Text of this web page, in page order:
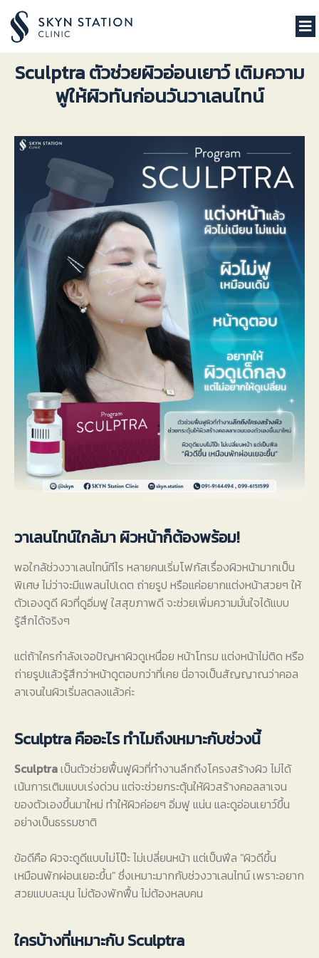
Sculptra ตัวช่วยผิวอ่อนเยาว์ เติมความ
ฟูให้ผิวทันก่อนวันวาเลนไทน์
วาเลนไทน์ใกล้มา ผิวหน้าก็ต้องพร้อม!
พอใกล้ช่วงวาเลนไทน์ทีไร หลายคนเริ่มโฟกัสเรื่องผิวหน้ามากเป็น
พิเศษ ไม่ว่าจะมีแพลนไปเดต ถ่ายรูป หรือแค่อยากแต่งหน้าสวยๆ ให้
ตัวเองดูดี ผิวที่ดูอิ่มฟู ใสสุขภาพดี จะช่วยเพิ่มความมั่นใจได้แบบ
รู้สึกได้จริงๆ
แต่ถ้าใครกำลังเจอปัญหาผิวดูเหนื่อย หน้าโทรม แต่งหน้าไม่ติด หรือ
ถ่ายรูปแล้วรู้สึกว่าหน้าดูตอบกว่าที่เคย นี่อาจเป็นสัญญาณว่าคอล
ลาเจนในผิวเริ่มลดลงแล้วค่ะ
Sculptra คืออะไร ทำไมถึงเหมาะกับช่วงนี้
Sculptraเป็นตัวช่วยฟื้นฟูผิวที่ทำงานลึกถึงโครงสร้างผิว ไม่ได้
เน้นการเติมแบบเร่งด่วน แต่จะช่วยกระตุ้นให้ผิวสร้างคอลลาเจน
ของตัวเองขึ้นมาใหม่ ทำให้ผิวค่อยๆ อิ่มฟู แน่น และดูอ่อนเยาว์ขึ้น
อย่างเป็นธรรมชาติ
ข้อดีคือ ผิวจะดูดีแบบไม่โป๊ะ ไม่เปลี่ยนหน้า แต่เป็นฟีล "ผิวดีขึ้น
เหมือนพักผ่อนเยอะขึ้น" ซึ่งเหมาะมากกับช่วงวาเลนไทน์ เพราะอยาก
สวยแบบละมุน ไม่ต้องพักฟื้น ไม่ต้องหลบคน
ใครบ้างที่เหมาะกับ Sculptra